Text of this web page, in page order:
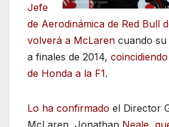
Jefe
de Aerodinámica de Red Bull
volverá a McLaren cuando
a finales de 2014,
de Honda a la F1.
Lo ha confirmado el Director